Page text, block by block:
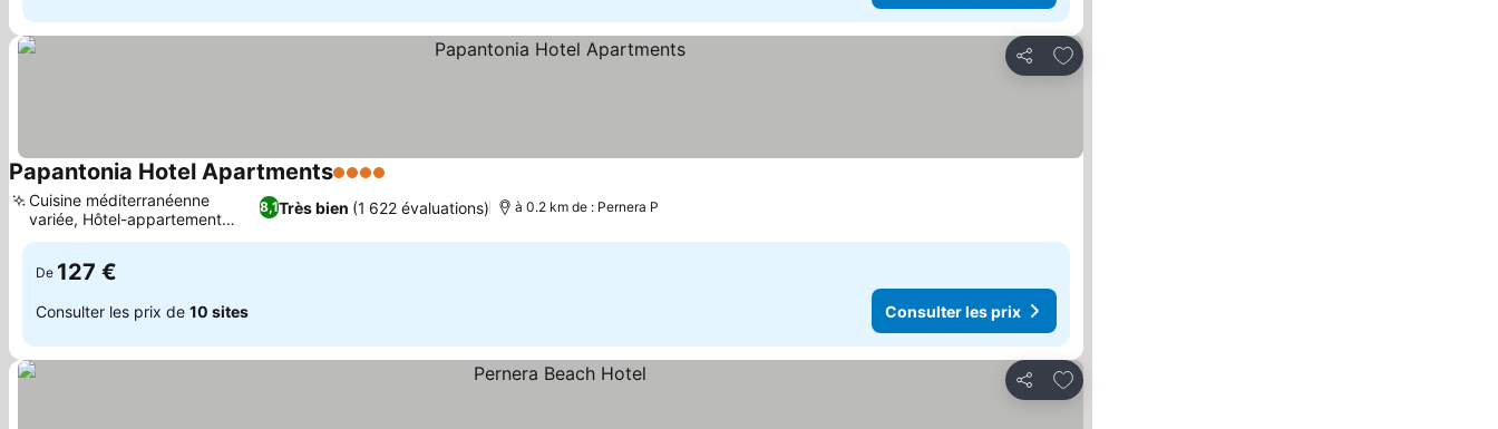
Partager
Ajouter à mes favoris
Papantonia Hotel Apartments4 Étoiles
8,1Très bien (1 622 évaluations)
Cuisine méditerranéenne
variée, Hôtel-appartement
familial
à 0.2 km de : Pernera P
De 127 €
Consulter les prix de 10 sites Consulter les prix
Partager
Ajouter à mes favoris